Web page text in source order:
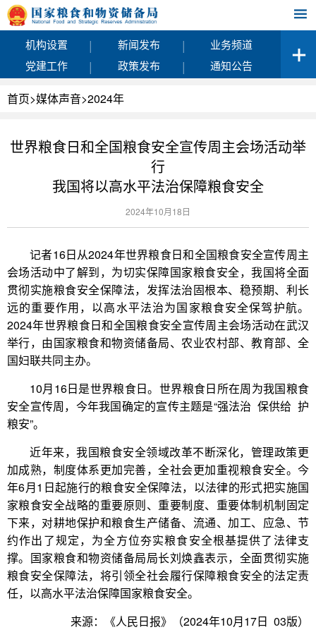
机构设置 | 新闻发布 |
业务频道
党建工作
| 政策发布 | 通知公告
首页>媒体声音>2024年
世界粮食日和全国粮食安全宣传周主会场活动举
行
我国将以高水平法治保障粮食安全
2024年10月18日
记者16日从2024年世界粮食日和全国粮食安全宣传周主
会场活动中了解到，为切实保障国家粮食安全，我国将全面
贯彻实施粮食安全保障法，发挥法治固根本、稳预期、利长
远的重要作用，以高水平法治为国家粮食安全保驾护航。
2024年世界粮食日和全国粮食安全宣传周主会场活动在武汉
举行，由国家粮食和物资储备局、农业农村部、教育部、全
国妇联共同主办。
10月16日是世界粮食日。世界粮食日所在周为我国粮食
安全宣传周，今年我国确定的宣传主题是“强法治 保供给 护
粮安”。
近年来，我国粮食安全领域改革不断深化，管理政策更
加成熟，制度体系更加完善，全社会更加重视粮食安全。今
年6月1日起施行的粮食安全保障法，以法律的形式把实施国
家粮食安全战略的重要原则、重要制度、重要体制机制固定
下来，对耕地保护和粮食生产储备、流通、加工、应急、节
约作出了规定，为全方位夯实粮食安全根基提供了法律支
撑。国家粮食和物资储备局局长刘焕鑫表示，全面贯彻实施
粮食安全保障法，将引领全社会履行保障粮食安全的法定责
任，以高水平法治保障国家粮食安全。
来源：《人民日报》（2024年10月17日 03版）